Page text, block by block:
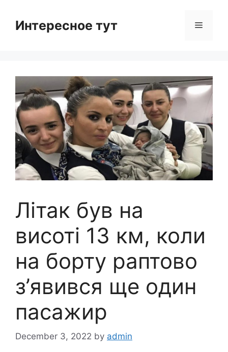
contentИнтересное тут Menu
Літак був на
висоті 13 км, коли
на борту раптово
з’явився ще один
пасажир
December 3, 2022 by admin